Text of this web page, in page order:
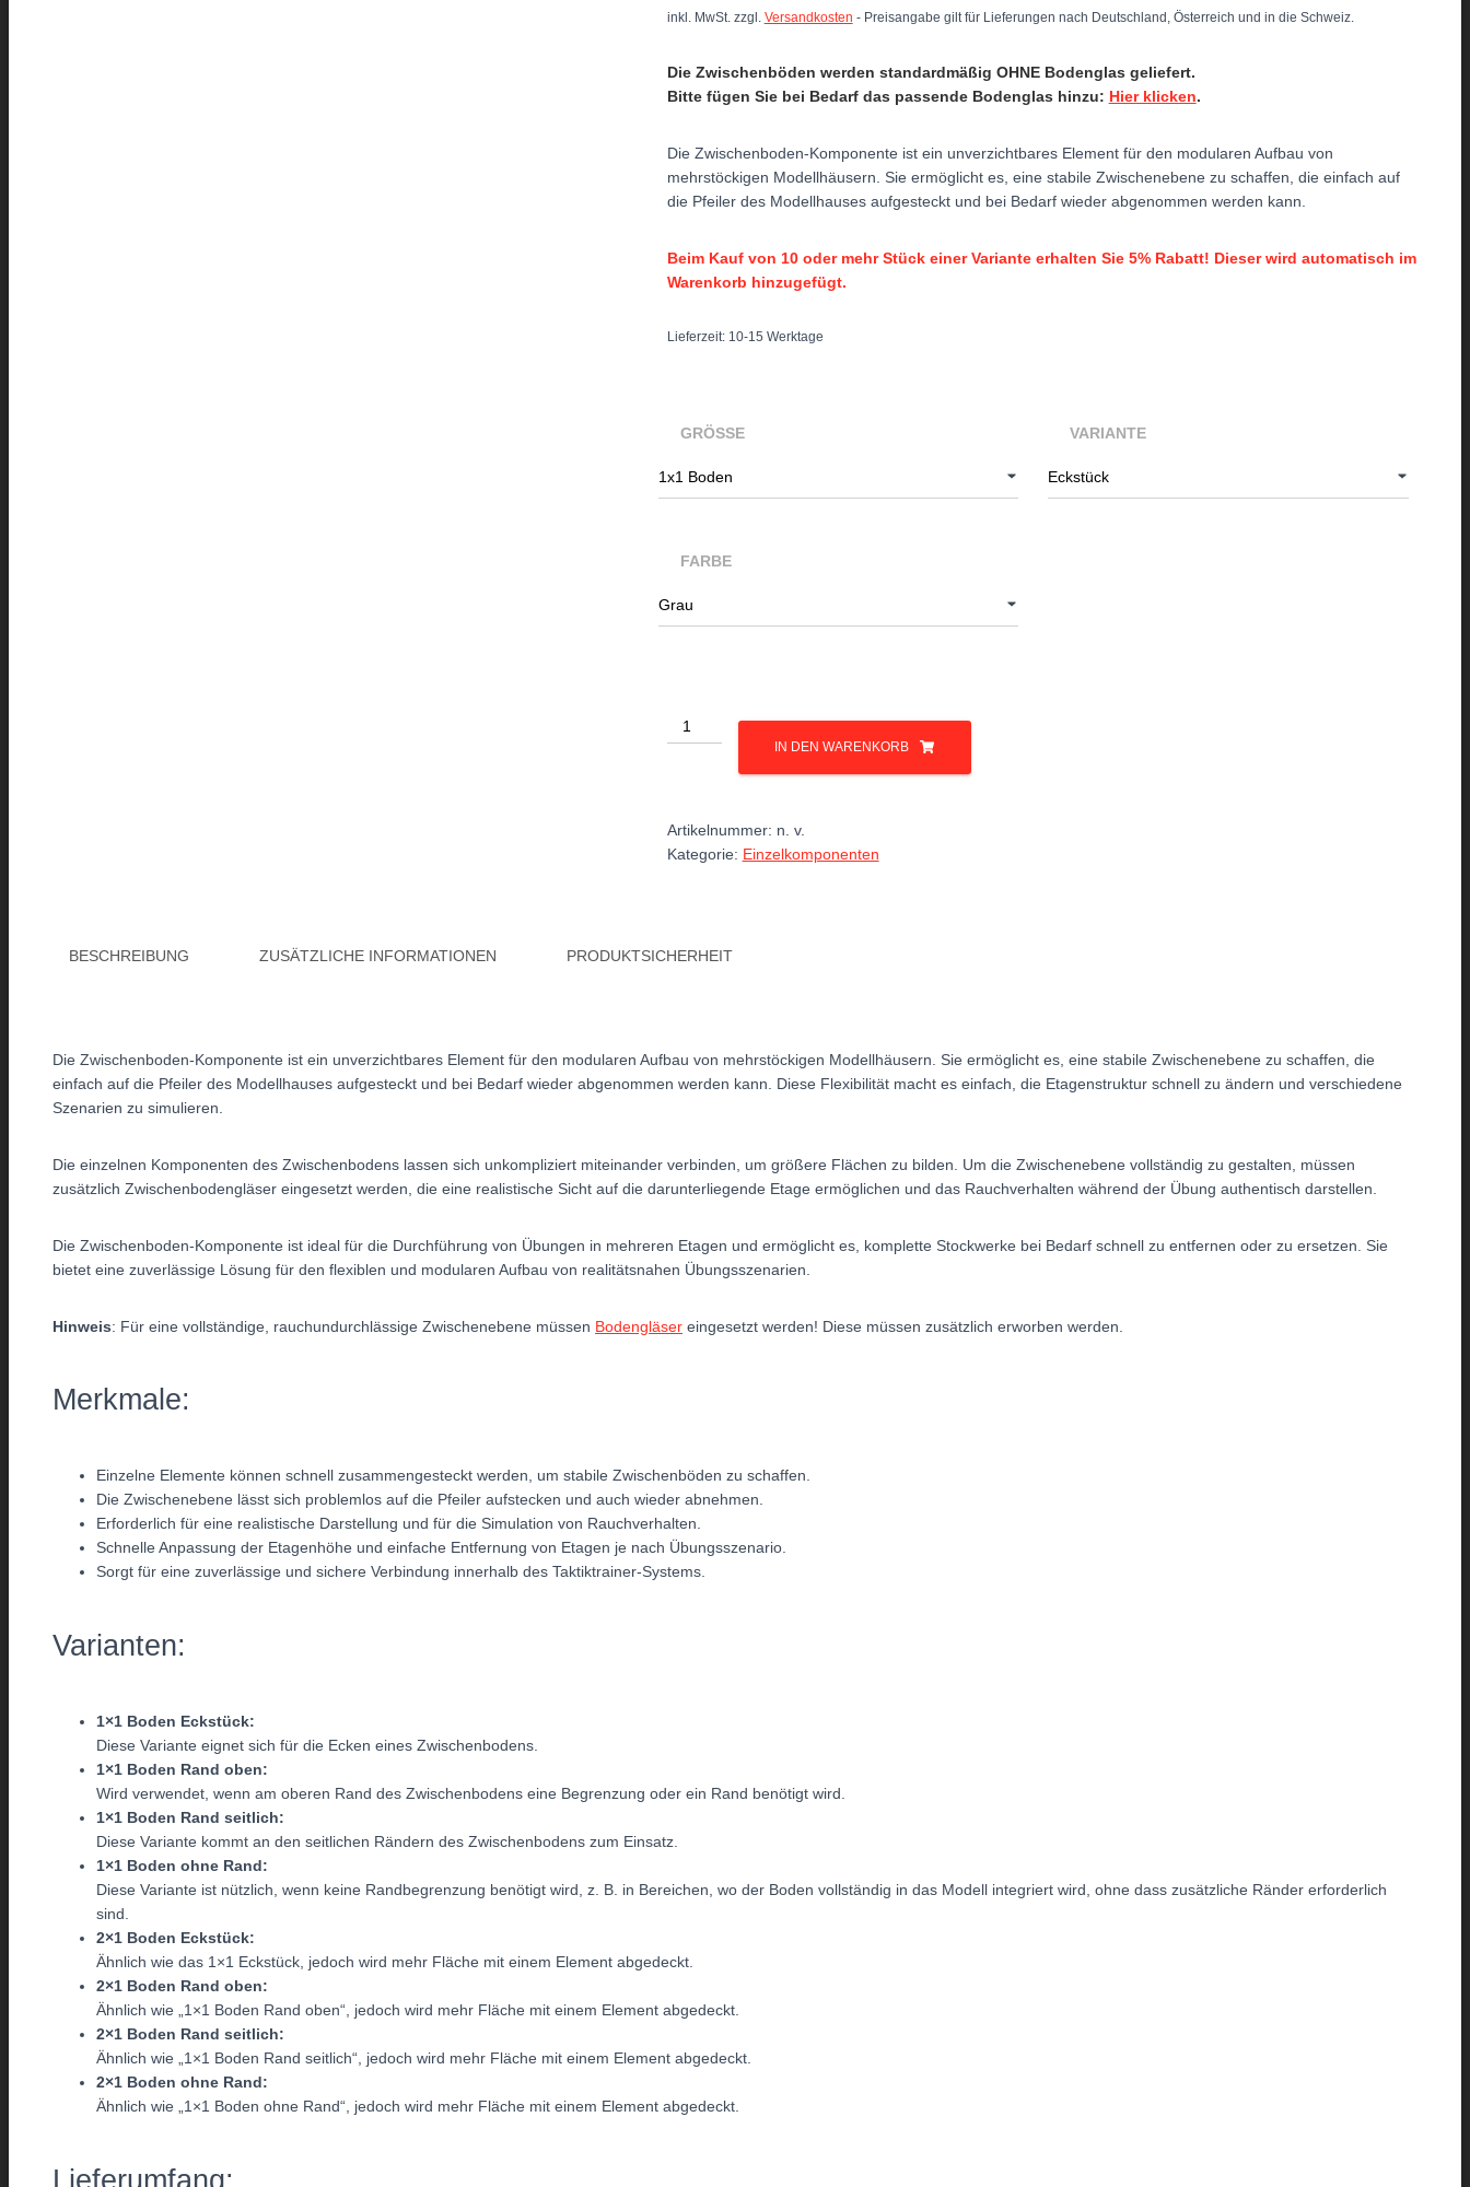
inkl. MwSt. zzgl. Versandkosten - Preisangabe gilt für Lieferungen nach Deutschland, Österreich und in die Schweiz.
Die Zwischenböden werden standardmäßig OHNE Bodenglas geliefert.
Bitte fügen Sie bei Bedarf das passende Bodenglas hinzu: Hier klicken.
Die Zwischenboden-Komponente ist ein unverzichtbares Element für den modularen Aufbau von
mehrstöckigen Modellhäusern. Sie ermöglicht es, eine stabile Zwischenebene zu schaffen, die einfach auf
die Pfeiler des Modellhauses aufgesteckt und bei Bedarf wieder abgenommen werden kann.
Beim Kauf von 10 oder mehr Stück einer Variante erhalten Sie 5% Rabatt! Dieser wird automatisch im
Warenkorb hinzugefügt.
Lieferzeit: 10-15 Werktage
GRÖSSE VARIANTE
FARBE
Zwischenboden
Menge
IN DEN WARENKORB
Artikelnummer: n. v.
Kategorie: Einzelkomponenten
BESCHREIBUNG ZUSÄTZLICHE INFORMATIONEN PRODUKTSICHERHEIT
Die Zwischenboden-Komponente ist ein unverzichtbares Element für den modularen Aufbau von mehrstöckigen Modellhäusern. Sie ermöglicht es, eine stabile Zwischenebene zu schaffen, die
einfach auf die Pfeiler des Modellhauses aufgesteckt und bei Bedarf wieder abgenommen werden kann. Diese Flexibilität macht es einfach, die Etagenstruktur schnell zu ändern und verschiedene
Szenarien zu simulieren.
Die einzelnen Komponenten des Zwischenbodens lassen sich unkompliziert miteinander verbinden, um größere Flächen zu bilden. Um die Zwischenebene vollständig zu gestalten, müssen
zusätzlich Zwischenbodengläser eingesetzt werden, die eine realistische Sicht auf die darunterliegende Etage ermöglichen und das Rauchverhalten während der Übung authentisch darstellen.
Die Zwischenboden-Komponente ist ideal für die Durchführung von Übungen in mehreren Etagen und ermöglicht es, komplette Stockwerke bei Bedarf schnell zu entfernen oder zu ersetzen. Sie
bietet eine zuverlässige Lösung für den flexiblen und modularen Aufbau von realitätsnahen Übungsszenarien.
Hinweis: Für eine vollständige, rauchundurchlässige Zwischenebene müssen Bodengläser eingesetzt werden! Diese müssen zusätzlich erworben werden.
Merkmale:
Einzelne Elemente können schnell zusammengesteckt werden, um stabile Zwischenböden zu schaffen.
Die Zwischenebene lässt sich problemlos auf die Pfeiler aufstecken und auch wieder abnehmen.
Erforderlich für eine realistische Darstellung und für die Simulation von Rauchverhalten.
Schnelle Anpassung der Etagenhöhe und einfache Entfernung von Etagen je nach Übungsszenario.
Sorgt für eine zuverlässige und sichere Verbindung innerhalb des Taktiktrainer-Systems.
Varianten:
1×1 Boden Eckstück:
Diese Variante eignet sich für die Ecken eines Zwischenbodens.
1×1 Boden Rand oben:
Wird verwendet, wenn am oberen Rand des Zwischenbodens eine Begrenzung oder ein Rand benötigt wird.
1×1 Boden Rand seitlich:
Diese Variante kommt an den seitlichen Rändern des Zwischenbodens zum Einsatz.
1×1 Boden ohne Rand:
Diese Variante ist nützlich, wenn keine Randbegrenzung benötigt wird, z. B. in Bereichen, wo der Boden vollständig in das Modell integriert wird, ohne dass zusätzliche Ränder erforderlich
sind.
2×1 Boden Eckstück:
Ähnlich wie das 1×1 Eckstück, jedoch wird mehr Fläche mit einem Element abgedeckt.
2×1 Boden Rand oben:
Ähnlich wie „1×1 Boden Rand oben“, jedoch wird mehr Fläche mit einem Element abgedeckt.
2×1 Boden Rand seitlich:
Ähnlich wie „1×1 Boden Rand seitlich“, jedoch wird mehr Fläche mit einem Element abgedeckt.
2×1 Boden ohne Rand:
Ähnlich wie „1×1 Boden ohne Rand“, jedoch wird mehr Fläche mit einem Element abgedeckt.